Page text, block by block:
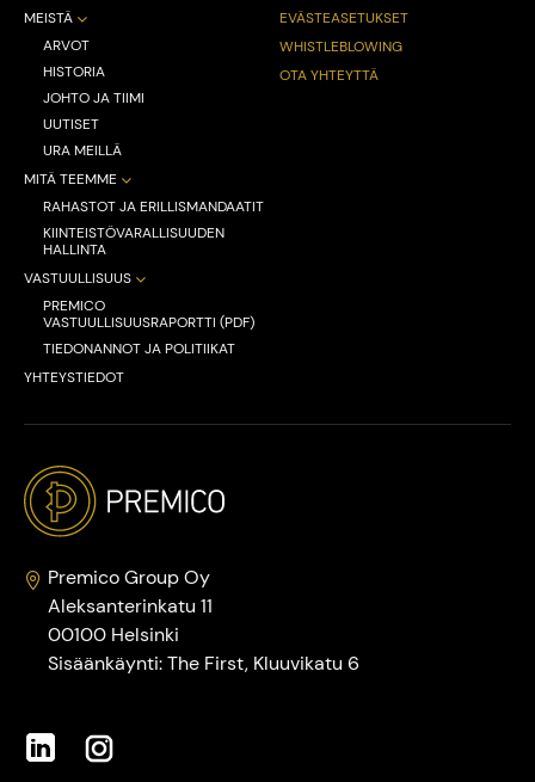
MEISTÄ
ARVOT
HISTORIA
JOHTO JA TIIMI
UUTISET
URA MEILLÄ
MITÄ TEEMME
RAHASTOT JA ERILLISMANDAATIT
KIINTEISTÖVARALLISUUDEN
HALLINTA
VASTUULLISUUS
PREMICO
VASTUULLISUUSRAPORTTI (PDF)
TIEDONANNOT JA POLITIIKAT
YHTEYSTIEDOT
EVÄSTEASETUKSET
WHISTLEBLOWING
OTA YHTEYTTÄ
Premico Group Oy
Aleksanterinkatu 11
00100 Helsinki
Sisäänkäynti: The First, Kluuvikatu 6